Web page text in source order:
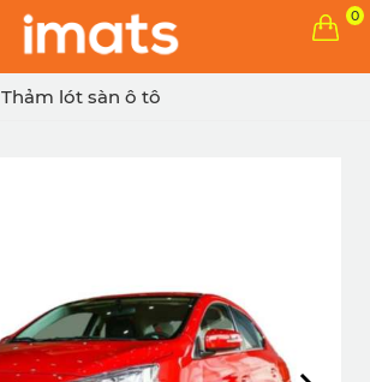
0
Thảm lót sàn ô tô